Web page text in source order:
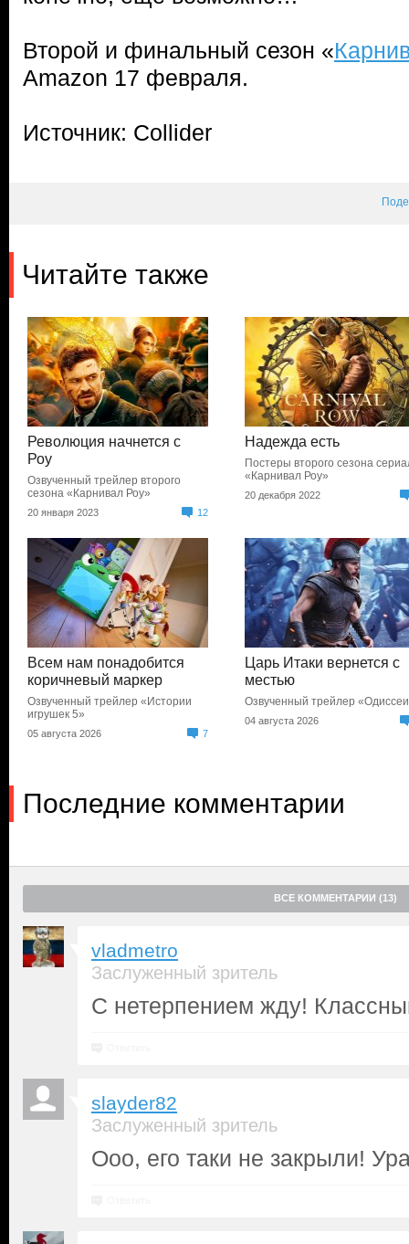
Второй и финальный сезон «
Amazon 17 февраля.
Источник: Collider
Читайте также
Революция начнется с
Роу
Озвученный трейлер второго
сезона «Карнивал Роу»
20 января 2023 12
Надежда есть
Постеры второго сезона
«Карнивал Роу»
20 декабря 2022
Всем нам понадобится
коричневый маркер
Озвученный трейлер «Истории
игрушек 5»
05 августа 2026 7
Царь Итаки вернется с
местью
Озвученный трейлер
04 августа 2026
Последние комментарии
ВСЕ КОММЕНТАРИИ (13)
vladmetro
Заслуженный зритель
С нетерпением жду!
slayder82
Заслуженный зритель
Ооо, его таки не закрыли!